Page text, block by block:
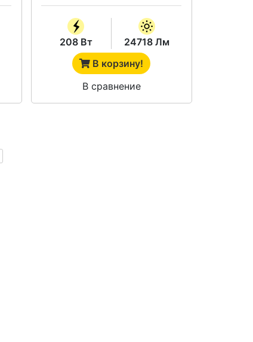
208 Вт
24718 Лм
В корзину!
В сравнение